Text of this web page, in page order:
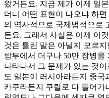
왔거든요. 지금 제가 이제 일
더니 어떤 표현이 나오냐 하
의 역사적으로 국제법적으로
든요. 그래서 사실은 이제 이
것은 틀린 말은 아닐지 모르
방부에서 더구나 50만 장병
나타나서 그 문제가 있는 것
도 일본이 러시아라든지 중국
카쿠라든지 쿠릴로 다 들어가